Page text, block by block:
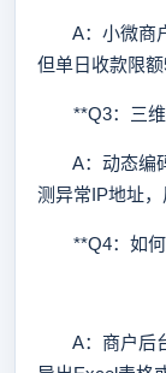
A：小微商户
但单日收款限额
**Q3：三维
A：动态编码
测异常IP地址，
**Q4：如何
A：商户后台